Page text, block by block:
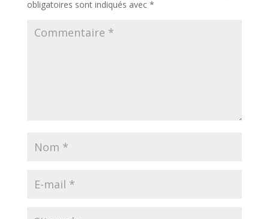
obligatoires sont indiqués avec *